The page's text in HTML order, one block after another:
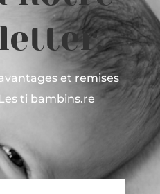
et remises
ti bambins.re